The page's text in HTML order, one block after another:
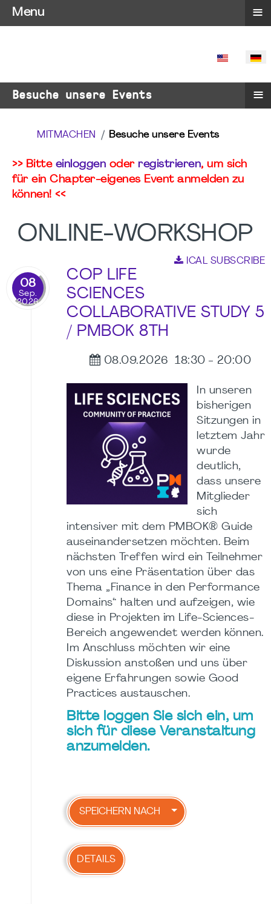
SPRACHE
Besuche unsere Events ≡
MITMACHEN Besuche unsere Events
>> Bitte einloggen oder registrieren, um sich
für ein Chapter-eigenes Event anmelden zu
können! <<
ONLINE-WORKSHOP
ICAL SUBSCRIBE
08
Sep.
2026
COP LIFE
SCIENCES
COLLABORATIVE STUDY 5
/ PMBOK 8TH
08.09.2026 18:30 - 20:00
In unseren
bisherigen
Sitzungen in
letztem Jahr
wurde
deutlich,
dass unsere
Mitglieder
sich
intensiver mit dem PMBOK® Guide
auseinandersetzen möchten. Beim
nächsten Treffen wird ein Teilnehmer
von uns eine Präsentation über das
Thema „Finance in den Performance
Domains“ halten und aufzeigen, wie
diese in Projekten im Life-Sciences-
Bereich angewendet werden können.
Im Anschluss möchten wir eine
Diskussion anstoßen und uns über
eigene Erfahrungen sowie Good
Practices austauschen.
Bitte loggen Sie sich ein, um
sich für diese Veranstaltung
anzumelden.
SPEICHERN NACH
DETAILS
Menu ≡